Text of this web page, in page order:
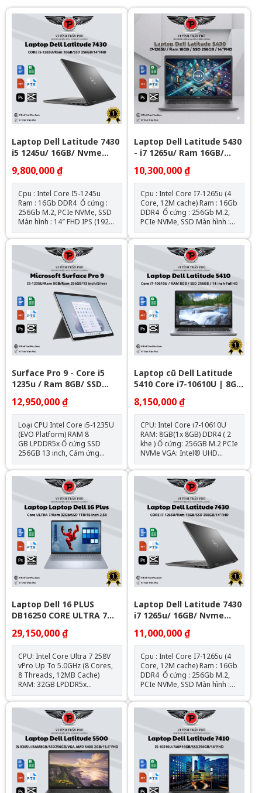
Laptop Dell Latitude 7430
i5 1245u/ 16GB/ Nvme
256Gb/ 14" FHD
9,800,000 ₫
Cpu : Intel Core I5-1245u
Ram : 16Gb DDR4 Ổ cứng :
256Gb M.2, PCIe NVMe, SSD
Màn hình : 14″ FHD IPS (1920
x 1080) Đồ họa : Intel® Iris®
XE Graphics Kết nối : 1 USB
3.2 Gen 1 port with
PowerShare l 2 Thunderbolt
4 ports with DisplayPort Alt
Mode/USB4/Power Delivery l
1 Universal audio port l 1
HDMI 2.0 port Pin + Sạc : Zin
theo máy Hệ điều hành: Chưa
Bao Gồm
Laptop Dell Latitude 5430
- i7 1265u/ Ram 16GB/
Nvme 256GB/ 14" FHD
10,300,000 ₫
Cpu : Intel Core I7-1265u (4
Core, 12M cache) Ram : 16Gb
DDR4 Ổ cứng : 256Gb M.2,
PCIe NVMe, SSD Màn hình :
14″ FHD IPS (1920 x 1080) Đồ
họa : Intel® Iris® XE
Graphics Kết nối : 1 USB 3.2
port with PowerShare 2
Thunderbolt™ 4 ports with
DisplayPort Alt Mode/USB
Type-C/USB4/Power Delivery
Pin + Sạc : Zin theo máy Hệ
điều hành: Ubuntu
Surface Pro 9 - Core i5
1235u / Ram 8GB/ SSD
256GB/ 13 inch Touch 2880
x 1920
12,950,000 ₫
Loại CPU Intel Core i5-1235U
(EVO Platform) RAM 8
GB LPDDR5x Ổ cứng SSD
256GB 13 inch, Cảm ứng
PixelSense™ 2880 x 1920
(267 PPI) Card màn hình
Intel® Iris® Xe Kết Nối: 2 x
USB-C® with USB 4.0/
Thunderbolt™ 4, 1 x Surface
Connect, 1 x Cổng kết nối bàn
phím Hệ điều hành Windows
11 Home Thiết kế Nhôm
nguyên khối Kích thước 11.3”
x 8.2” x 0.37” (287mm x
209mm x 9.3mm) Trọng lượng
879g Chất liệu Nhôm nguyên
khối Tình trạng : Đã qua sử
dụng, ngoại hình còn đẹp,
qua sửa chữa
Laptop cũ Dell Latitude
5410 Core i7-10610U | 8GB
| 256GB | 14 inch FHD
8,150,000 ₫
CPU: Intel Core i7-10610U
RAM: 8GB(1x 8GB) DDR4 ( 2
khe ) Ổ cứng: 256GB M.2 PCIe
NVMe VGA: Intel® UHD
Graphics Màn hình: 14.0 inch
FHD (1920 x 1080) 220 Nit
Anti-Glare Pin: 4 Cell, 68Whr
Cân nặng: 1.48 kg Hệ điều
hành: Chưa Bao Gồm
Laptop Dell 16 PLUS
DB16250 CORE ULTRA 7
32GB 1TB 16" FHD+ TOUCH
WIN11
29,150,000 ₫
CPU: Intel Core Ultra 7 258V
vPro Up To 5.0GHz (8 Cores,
8 Threads, 12MB Cache)
RAM: 32GB LPDDR5x
8533MHz SSD: 1TB M.2 PCIe
NVMe SSD Màn Hình: 16.0-
inch QHD+ (2560 x 1600
Pixels), IPS, 120Hz, 300 nits,
100% sRGB, Anti glare Card
Đồ Hoạ: Intel® Arc™ Graphic
Bảo Hành 12 Tháng
Laptop Dell Latitude 7430
i7 1265u/ 16GB/ Nvme
256Gb/ 14" FHD
11,000,000 ₫
Cpu : Intel Core I7-1265u (4
Core, 12M cache) Ram : 16Gb
DDR4 Ổ cứng : 256Gb M.2,
PCIe NVMe, SSD Màn hình :
14″ FHD IPS (1920 x 1080) Đồ
họa : Intel® Iris® XE
Graphics Kết nối : 1 USB 3.2
Gen 1 port with PowerShare l
2 Thunderbolt 4 ports with
DisplayPort Alt
Mode/USB4/Power Delivery l
1 Universal audio port l 1
HDMI 2.0 port Pin + Sạc : Zin
theo máy Hệ điều hành: Chưa
Bao Gồm